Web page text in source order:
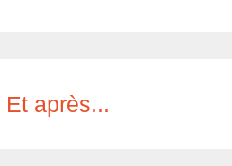
Et après...